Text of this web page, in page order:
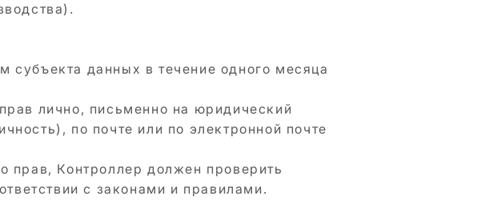
данных в течение одного месяца
лично, письменно на юридический
по почте или по электронной почте
прав, Контроллер должен проверить
с законами и правилами.